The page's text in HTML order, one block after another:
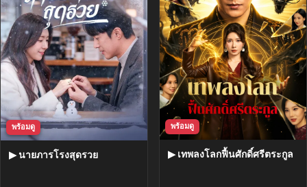
พร้อมดู
▶ นายภารโรงสุดรวย
พร้อมดู
▶ เทพลงโลกฟื้นศักดิ์ศรีตระกูล